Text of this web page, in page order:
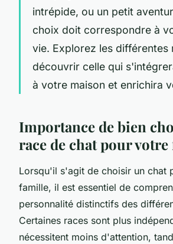
intrépide, ou un petit
choix doit correspondre à
vie. Explorez les différentes
découvrir celle qui
à votre maison et enrichira
Importance de bien
race de chat pour
Lorsqu'il s'agit de choisir un chat
famille, il est essentiel de
personnalité distinctifs des
Certaines races sont plus
nécessitent moins d'attention,